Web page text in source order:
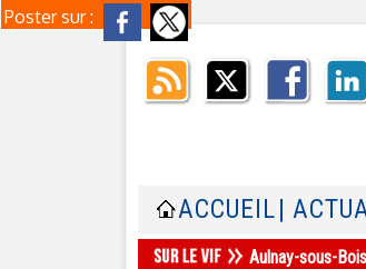
Poster sur :
ACCUEIL |
Aulnay-sous-